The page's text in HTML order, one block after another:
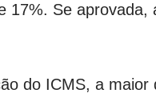
17%. Se
do ICMS, a